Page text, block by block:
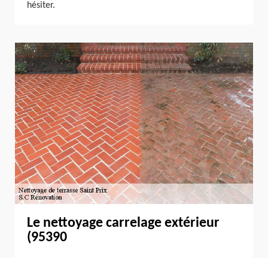
hésiter.
Le nettoyage carrelage extérieur
(95390